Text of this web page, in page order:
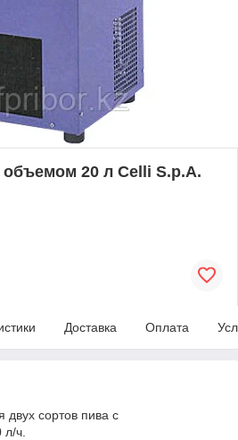
20 л Celli S.p.A.
Доставка Оплата
сортов пива с
ч.